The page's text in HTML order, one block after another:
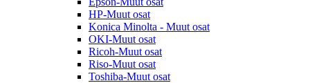
HP-Muut osat
Konica Minolta - Muut osat
OKI-Muut osat
Ricoh-Muut osat
Riso-Muut osat
Toshiba-Muut osat